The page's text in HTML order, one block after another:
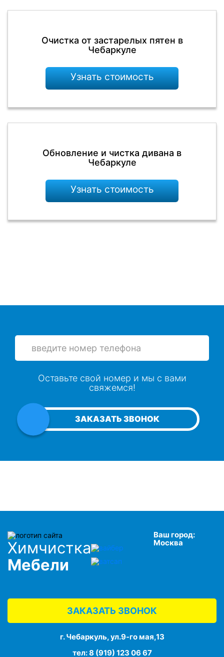
Очистка от застарелых пятен в
Чебаркуле
Узнать стоимость
Обновление и чистка дивана в
Чебаркуле
Узнать стоимость
ЗАКАЗАТЬ ЗВОНОК
Оставьте свой номер и мы с вами
свяжемся!
Химчистка
Мебели
Ваш город:
Москва
ЗАКАЗАТЬ ЗВОНОК
г. Чебаркуль, ул.9-го мая,13
тел:8 (919) 123 06 67